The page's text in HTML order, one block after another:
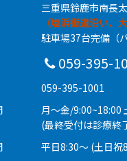
三重県鈴鹿市南長
（塩浜街道沿い、
駐車場37台完備（
059-395-
059-395-1001
月〜金/9:00~18:00
(最終受付は診療終
平日8:30〜 (土日祝